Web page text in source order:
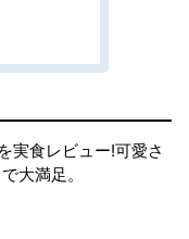
実食レビュー!可愛さ
大満足。